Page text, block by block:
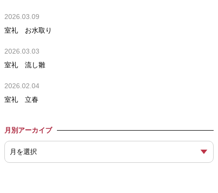
2026.03.09
室礼 お水取り
2026.03.03
室礼 流し雛
2026.02.04
室礼 立春
月別アーカイブ